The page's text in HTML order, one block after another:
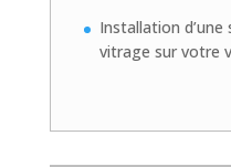
Installation d’une
vitrage sur votre